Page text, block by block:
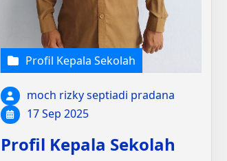
Profil Kepala Sekolah
moch rizky septiadi pradana
17 Sep 2025
Profil Kepala Sekolah